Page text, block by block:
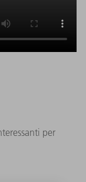
per